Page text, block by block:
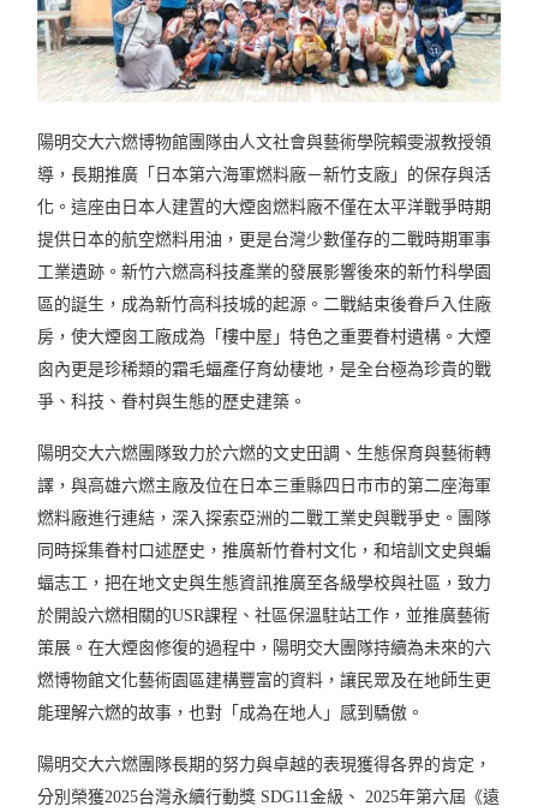
陽明交大六燃博物館團隊由人文社會與藝術學院賴雯淑教授領
導，長期推廣「日本第六海軍燃料廠－新竹支廠」的保存與活
化。這座由日本人建置的大煙囪燃料廠不僅在太平洋戰爭時期
提供日本的航空燃料用油，更是台灣少數僅存的二戰時期軍事
工業遺跡。新竹六燃高科技產業的發展影響後來的新竹科學園
區的誕生，成為新竹高科技城的起源。二戰結束後眷戶入住廠
房，使大煙囪工廠成為「樓中屋」特色之重要眷村遺構。大煙
囪內更是珍稀類的霜毛蝠產仔育幼棲地，是全台極為珍貴的戰
爭、科技、眷村與生態的歷史建築。
陽明交大六燃團隊致力於六燃的文史田調、生態保育與藝術轉
譯，與高雄六燃主廠及位在日本三重縣四日市市的第二座海軍
燃料廠進行連結，深入探索亞洲的二戰工業史與戰爭史。團隊
同時採集眷村口述歷史，推廣新竹眷村文化，和培訓文史與蝙
蝠志工，把在地文史與生態資訊推廣至各級學校與社區，致力
於開設六燃相關的USR課程、社區保溫駐站工作，並推廣藝術
策展。在大煙囪修復的過程中，陽明交大團隊持續為未來的六
燃博物館文化藝術園區建構豐富的資料，讓民眾及在地師生更
能理解六燃的故事，也對「成為在地人」感到驕傲。
陽明交大六燃團隊長期的努力與卓越的表現獲得各界的肯定，
分別榮獲2025台灣永續行動獎 SDG11金級、 2025年第六屆《遠